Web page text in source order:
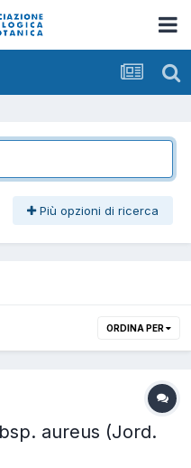
Più opzioni di ricerca
ORDINA PER
aureus (Jord.